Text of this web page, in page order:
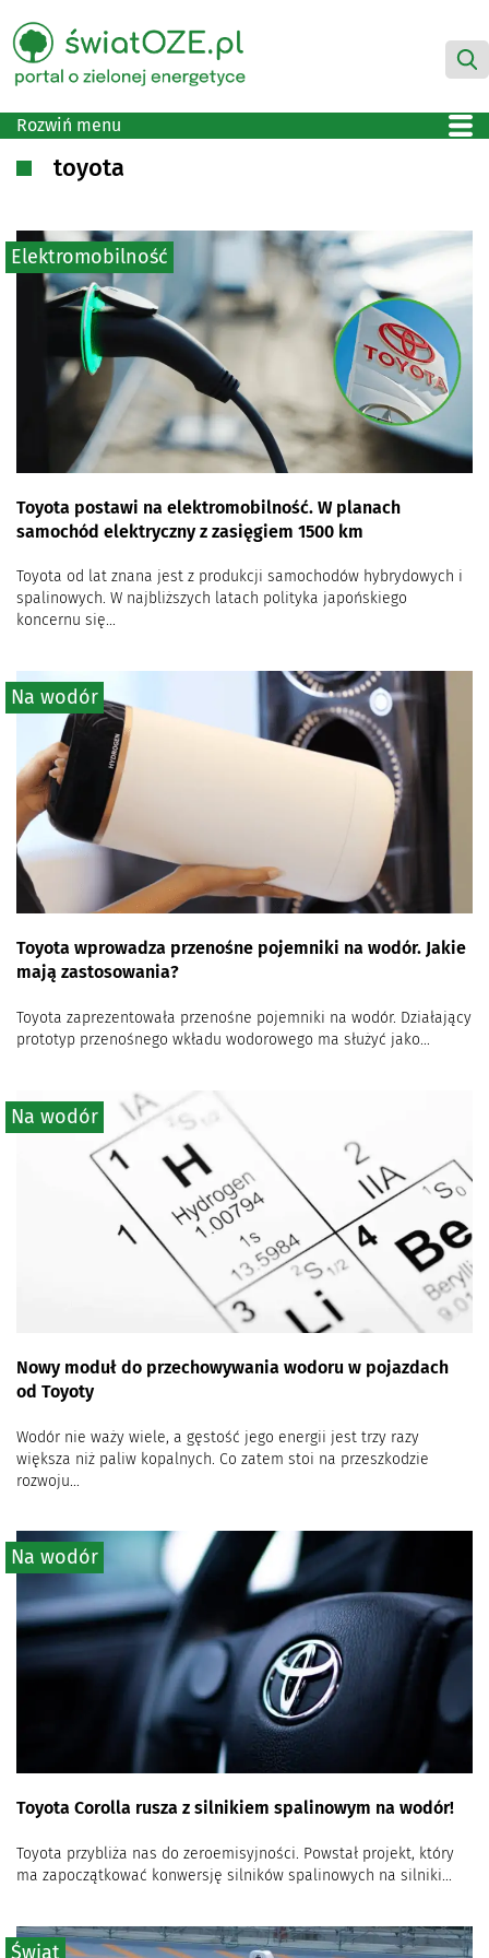
Rozwiń menu
toyota
Toyota postawi na elektromobilność. W planach
samochód elektryczny z zasięgiem 1500 km
Toyota od lat znana jest z produkcji samochodów hybrydowych i
spalinowych. W najbliższych latach polityka japońskiego
koncernu się...
Elektromobilność
Toyota wprowadza przenośne pojemniki na wodór. Jakie
mają zastosowania?
Toyota zaprezentowała przenośne pojemniki na wodór. Działający
prototyp przenośnego wkładu wodorowego ma służyć jako...
Na wodór
Nowy moduł do przechowywania wodoru w pojazdach
od Toyoty
Wodór nie waży wiele, a gęstość jego energii jest trzy razy
większa niż paliw kopalnych. Co zatem stoi na przeszkodzie
rozwoju...
Na wodór
Toyota Corolla rusza z silnikiem spalinowym na wodór!
Toyota przybliża nas do zeroemisyjności. Powstał projekt, który
ma zapoczątkować konwersję silników spalinowych na silniki...
Na wodór
Świat